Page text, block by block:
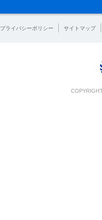
プライバシーポリシー サイトマップ